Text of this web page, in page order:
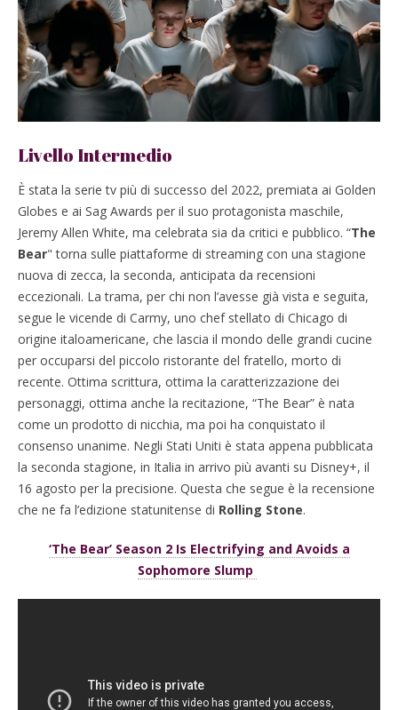
Livello Intermedio
È stata la serie tv più di successo del 2022, premiata ai Golden
Globes e ai Sag Awards per il suo protagonista maschile,
Jeremy Allen White, ma celebrata sia da critici e pubblico. “The
Bear" torna sulle piattaforme di streaming con una stagione
nuova di zecca, la seconda, anticipata da recensioni
eccezionali. La trama, per chi non l’avesse già vista e seguita,
segue le vicende di Carmy, uno chef stellato di Chicago di
origine italoamericane, che lascia il mondo delle grandi cucine
per occuparsi del piccolo ristorante del fratello, morto di
recente. Ottima scrittura, ottima la caratterizzazione dei
personaggi, ottima anche la recitazione, “The Bear” è nata
come un prodotto di nicchia, ma poi ha conquistato il
consenso unanime. Negli Stati Uniti è stata appena pubblicata
la seconda stagione, in Italia in arrivo più avanti su Disney+, il
16 agosto per la precisione. Questa che segue è la recensione
che ne fa l’edizione statunitense di Rolling Stone.
‘The Bear’ Season 2 Is Electrifying and Avoids a
Sophomore Slump